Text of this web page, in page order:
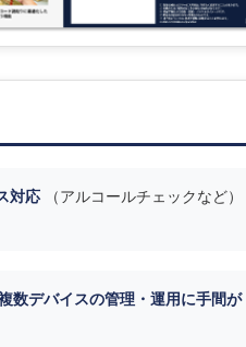
対応
（アルコールチェックなど）
数デバイスの管理・運用に手間が